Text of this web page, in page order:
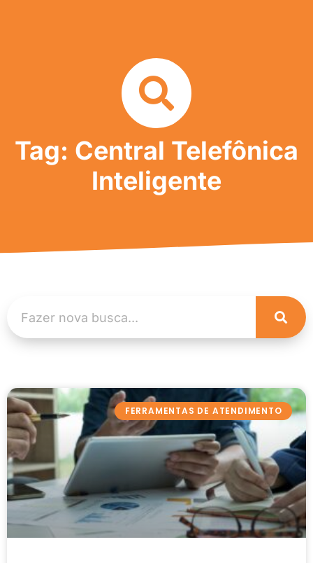
Tag: Central Telefônica
Inteligente
FERRAMENTAS DE ATENDIMENTO